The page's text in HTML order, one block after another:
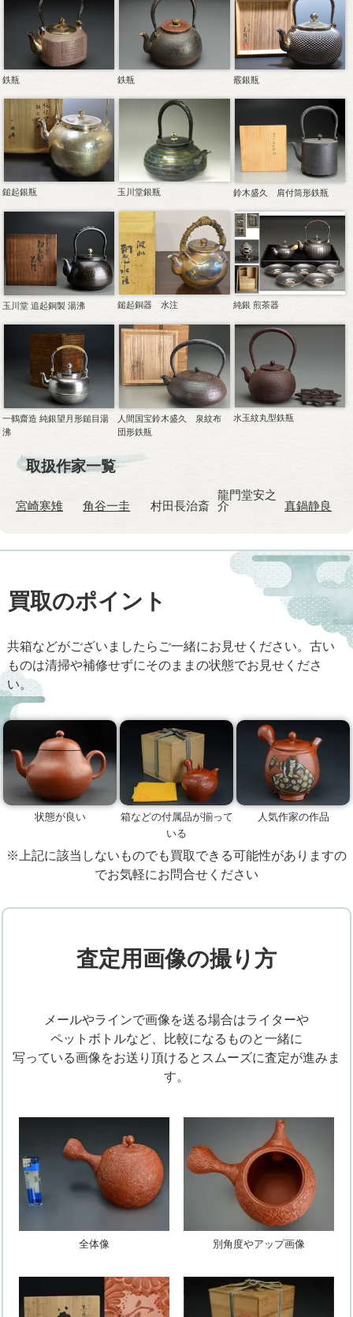
鉄瓶 鉄瓶 霰銀瓶
鎚起銀瓶 玉川堂銀瓶 鈴木盛久 肩付筒形鉄瓶
玉川堂 追起銅製 湯沸 鎚起銅器 水注 純銀 煎茶器
一鶴齋造 純銀望月形鎚目湯
沸
人間国宝鈴木盛久 泉紋布
団形鉄瓶
水玉紋丸型鉄瓶
取扱作家一覧
宮崎寒雉 角谷一圭 村田長治斎
龍門堂安之
介
真鍋静良
買取のポイント
共箱などがございましたらご一緒にお見せください。古い
ものは清掃や補修せずにそのままの状態でお見せくださ
い。
状態が良い
箱などの付属品が揃って
いる
人気作家の作品
※上記に該当しないものでも買取できる可能性がありますの
でお気軽にお問合せください
査定用画像の撮り方
メールやラインで画像を送る場合はライターや
ペットボトルなど、比較になるものと一緒に
写っている画像をお送り頂けるとスムーズに査定が進みま
す。
全体像 別角度やアップ画像